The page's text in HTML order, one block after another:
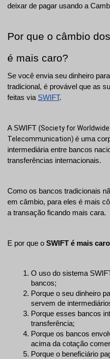
deixar de pagar usando a
Por que o câmbio
é mais caro?
Se você envia seu dinheiro
tradicional, é provável que as
feitas via SWIFT.
A SWIFT (Society for
Telecommunication) é uma
intermediária entre bancos
transferências internacionais.
Como os bancos tradicionais
em câmbio, para eles é mais
a transação ficando mais cara.
E por que o SWIFT é mais
O uso do sistema
bancos;
Porque o seu dinheiro
servem de
Porque esses bancos
transferência;
Porque os bancos
acima da cotação
Porque o beneficiário